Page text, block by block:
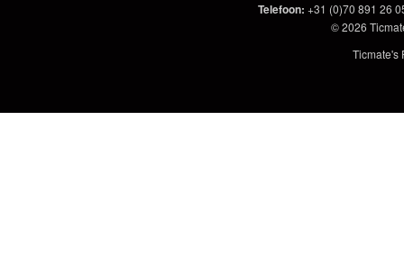
Telefoon: +31 (0)70 891 26
© 2026
Ticmate's